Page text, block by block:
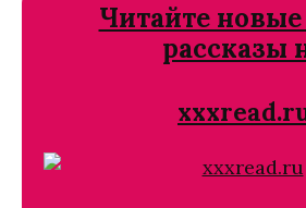
Читайте
рассказы